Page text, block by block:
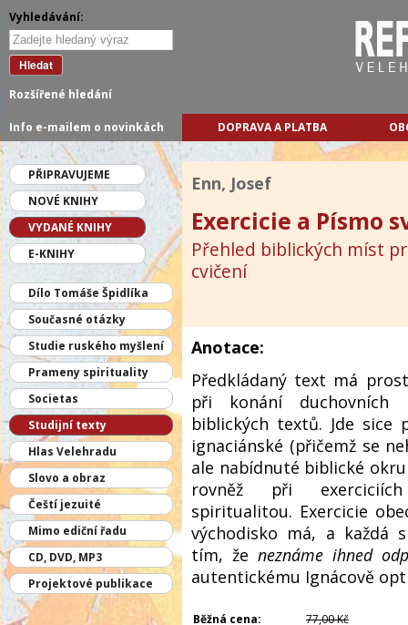
DOPRAVA A PLATBA
PŘIPRAVUJEME
NOVÉ KNIHY
VYDANÉ KNIHY
E-KNIHY
Dílo Tomáše Špidlíka
Současné otázky
Studie ruského myšlení
Prameny spirituality
Societas
Studijní texty
Hlas Velehradu
Slovo a obraz
Čeští jezuité
Mimo ediční řadu
CD, DVD, MP3
Projektové publikace
Enn, Josef
Exercicie a Písmo
Přehled biblických míst
cvičení
Anotace:
Předkládaný text má
při konání duchovních
biblických textů. Jde sice
ignaciánské (přičemž se
ale nabídnuté biblické
rovněž při
spiritualitou. Exercicie
východisko má, a každá
tím, že neznáme ihned
autentickému Ignácově
Běžná cena:
77,00 Kč
Vyhledávání:
Hledat
Rozšířené hledání
Info e-mailem o novinkách